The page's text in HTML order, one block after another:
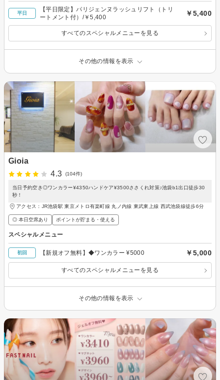
平日
【平日限定】パリジェンヌラッシュリフト（トリ
ートメント付）/￥5,400
￥5,400
すべてのスペシャルメニューを見る
その他の情報を表示
Gioia
4.3
(104件)
当日予約空き◎ワンカラー¥4350ハンドケア¥3500ささくれ対策♪池袋b1出口徒歩30
秒！
アクセス：JR池袋駅 東京メトロ有楽町線 丸ノ内線 東武東上線 西武池袋線徒歩6分
◎ 本日空席あり ポイントが貯まる・使える
スペシャルメニュー
初回 【新規オフ無料】◆ワンカラー ¥5000 ￥5,000
すべてのスペシャルメニューを見る
その他の情報を表示